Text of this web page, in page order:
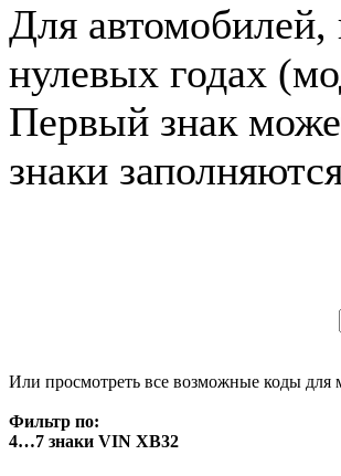
Для автомобилей,
нулевых годах
Первый знак
знаки
Или просмотреть все возможные коды для
Фильтр по:
4…7 знаки VIN XB32